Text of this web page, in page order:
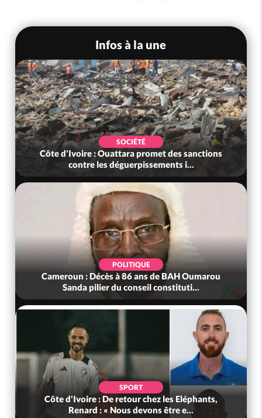
Infos à la une
SOCIÉTÉ
Côte d'Ivoire : Ouattara promet des sanctions
contre les déguerpissements i...
POLITIQUE
Cameroun : Décès à 86 ans de BAH Oumarou
Sanda pilier du conseil constituti...
SPORT
Côte d'Ivoire : De retour chez les Eléphants,
Renard : « Nous devons être e...